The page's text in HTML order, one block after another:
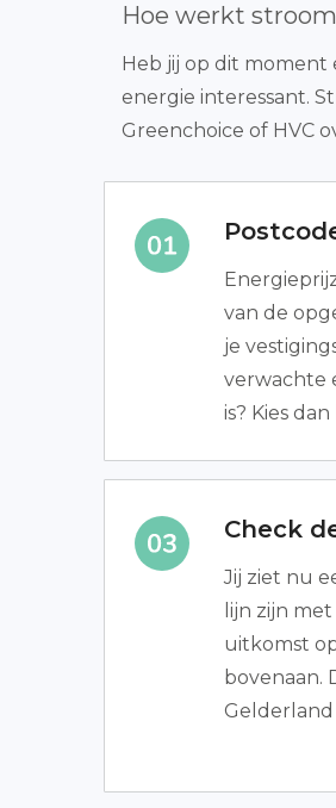
Hoe werkt
Heb jij op dit moment
energie interessant.
Greenchoice of HVC
van de
je
verwachte
is? Kies
Check
Jij ziet nu
lijn zijn
uitkomst
bovenaan.